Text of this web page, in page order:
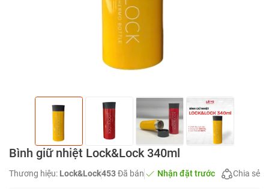
Bình giữ nhiệt Lock&Lock 340ml
Thương hiệu: Lock&Lock453Đã bán Nhận đặt trước Chia sẻ